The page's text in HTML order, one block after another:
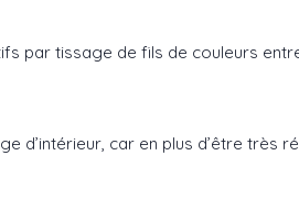
par tissage de fils de couleurs
d’intérieur, car en plus d’être très